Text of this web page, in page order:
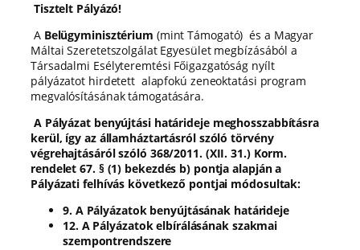
Tisztelt Pályázó!
A Belügyminisztérium (mint Támogató) és a Magyar
Máltai Szeretetszolgálat Egyesület megbízásából a
Társadalmi Esélyteremtési Főigazgatóság nyílt
pályázatot hirdetett alapfokú zeneoktatási program
megvalósításának támogatására.
A Pályázat benyújtási határideje meghosszabbításra
kerül, így az államháztartásról szóló törvény
végrehajtásáról szóló 368/2011. (XII. 31.) Korm.
rendelet 67. § (1) bekezdés b) pontja alapján a
Pályázati felhívás következő pontjai módosultak:
9. A Pályázatok benyújtásának határideje
12. A Pályázatok elbírálásának szakmai
szempontrendszere